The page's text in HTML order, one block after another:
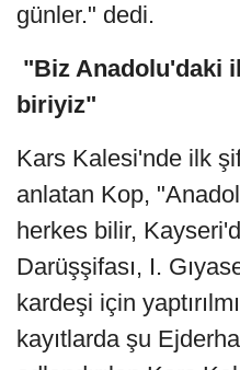
günler." dedi.
"Biz Anadolu'daki
biriyiz"
Kars Kalesi'nde ilk
anlatan Kop,
herkes bilir,
Darüşşifası, I.
kardeşi için
kayıtlarda şu